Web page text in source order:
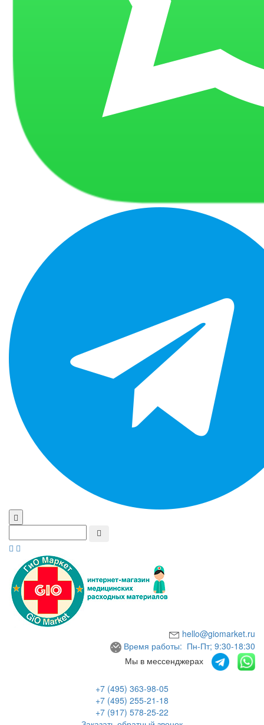
hello@giomarket.ru
Время работы: Пн-Пт; 9:30-18:30
Мы в мессенджерах
+7 (495) 363-98-05
+7 (495) 255-21-18
+7 (917) 578-25-22